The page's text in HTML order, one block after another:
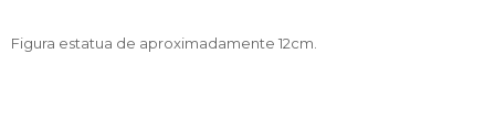
Figura estatua de aproximadamente 12cm.